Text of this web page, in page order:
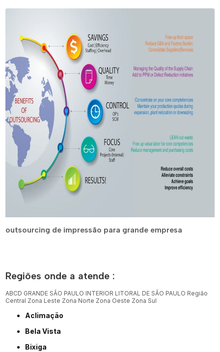
outsourcing de impressão para grande empresa
Regiões onde a atende :
ABCD GRANDE SÃO PAULO INTERIOR LITORAL DE SÃO PAULO Região
Central Zona Leste Zona Norte Zona Oeste Zona Sul
Aclimação
Bela Vista
Bixiga